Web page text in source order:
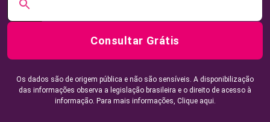
Consultar Grátis
Os dados são de origem pública e não são sensíveis. A disponibilização
das informações observa a legislação brasileira e o direito de acesso à
informação. Para mais informações, Clique aqui.